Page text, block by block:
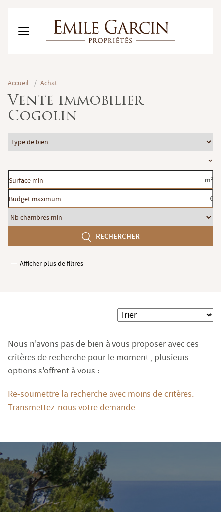
GESTION LOCATIVE
MES FAVORIS (0)
FR
ESTIMER MON BIEN
Accueil / Achat
Vente immobilier
Cogolin
Type
de
Surface
min
m²
Budget
maximum
€
Nb
chambres
RECHERCHER
Afficher plus de filtres
Garages / Parking
Terrasse
Jardin
Trier
Nous n'avons pas de bien à vous proposer avec ces
critères de recherche pour le moment , plusieurs
options s'offrent à vous :
Re-soumettre la recherche avec moins de critères.
Transmettez-nous votre demande